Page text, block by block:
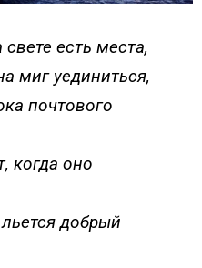
есть места,
миг уединиться,
почтового
когда оно
добрый